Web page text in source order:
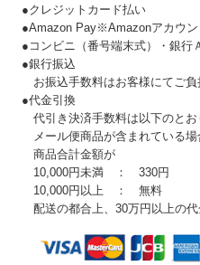
●クレジットカード払い
●Amazon Pay※Amazonアカウン
●コンビニ（番号端末式）・銀行
●銀行振込
お振込手数料はお客様にてご負
●代金引換
代引き決済手数料は以下のとお
メール便商品が含まれている
商品合計金額が
10,000円未満 ： 330円
10,000円以上 ： 無料
配送の都合上、30万円以上の代